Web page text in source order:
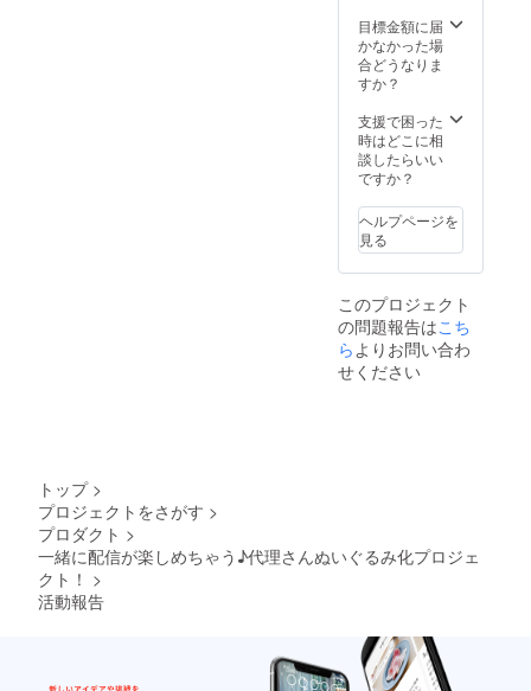
像はイ
メージ
です。
金額に
税
（10%
）と送
料990円
でおり
ます。
目標金額に届
かなかった場
合どうなりま
すか？
支援で困った
時はどこに相
談したらいい
ですか？
ヘルプページを
見る
このプロジェクト
の問題報告はこち
らよりお問い合わ
せください
トップ >
プロジェクトをさがす >
プロダクト >
一緒に配信が楽しめちゃう♪代理さんぬいぐるみ化プロジェ
クト！ >
活動報告